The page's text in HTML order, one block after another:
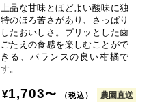
上品な甘味とほどよい酸味に独
特のほろ苦さがあり、さっぱり
したおいしさ。プリッとした歯
ごたえの食感を楽しむことがで
きる、バランスの良い柑橘で
す。
¥1,703〜 （税込） 農園直送